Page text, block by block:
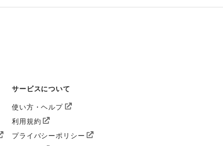
サービスについて
使い方・ヘルプ
利用規約
プライバシーポリシー